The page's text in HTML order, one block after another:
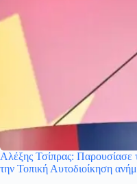
Αλέξης Τσίπρας: Παρουσίασε
την Τοπική Αυτοδιοίκηση